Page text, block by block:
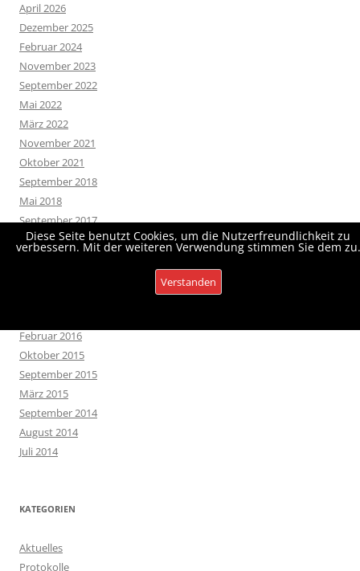
April 2026
Dezember 2025
Februar 2024
November 2023
September 2022
Mai 2022
März 2022
November 2021
Oktober 2021
September 2018
Mai 2018
September 2017
Juni 2017
Februar 2016
Oktober 2015
September 2015
März 2015
September 2014
August 2014
Juli 2014
KATEGORIEN
Aktuelles
Protokolle
Diese Seite benutzt Cookies, um die Nutzerfreundlichkeit zu
verbessern. Mit der weiteren Verwendung stimmen Sie dem zu.
Verstanden